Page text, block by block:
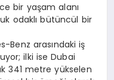
bir yaşam alanı
odaklıbütüncül bir
Benz arasındaki iş
ilki ise Dubai
k 341 metre yükselen